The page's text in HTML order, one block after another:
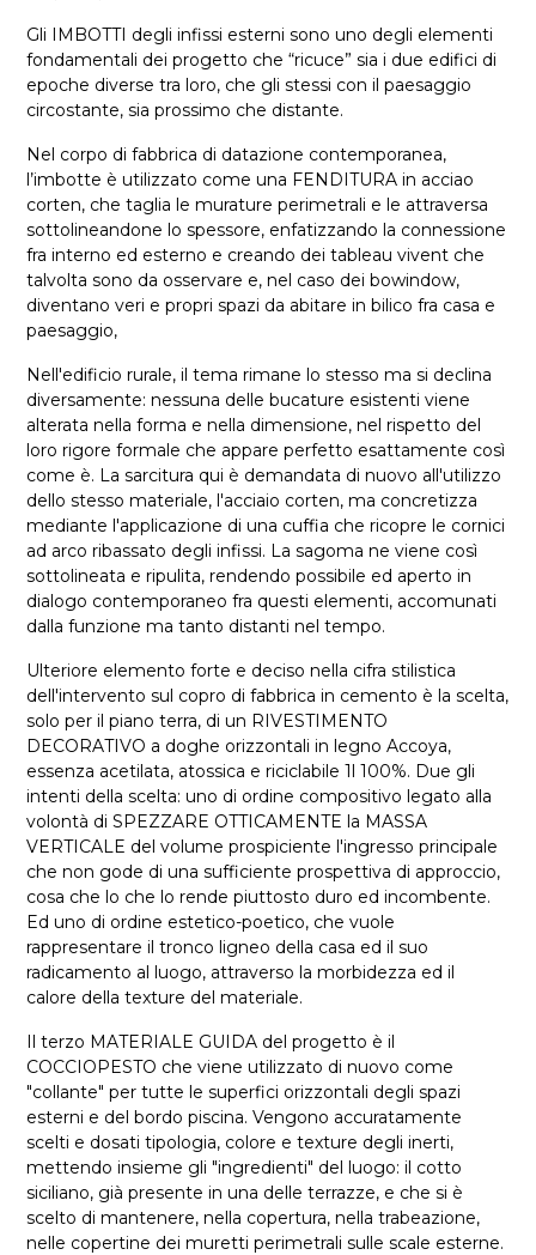
Gli IMBOTTI degli infissi esterni sono uno degli elementi
fondamentali dei progetto che “ricuce” sia i due edifici di
epoche diverse tra loro, che gli stessi con il paesaggio
circostante, sia prossimo che distante.
Nel corpo di fabbrica di datazione contemporanea,
l’imbotte è utilizzato come una FENDITURA in acciao
corten, che taglia le murature perimetrali e le attraversa
sottolineandone lo spessore, enfatizzando la connessione
fra interno ed esterno e creando dei tableau vivent che
talvolta sono da osservare e, nel caso dei bowindow,
diventano veri e propri spazi da abitare in bilico fra casa e
paesaggio,
Nell'edificio rurale, il tema rimane lo stesso ma si declina
diversamente: nessuna delle bucature esistenti viene
alterata nella forma e nella dimensione, nel rispetto del
loro rigore formale che appare perfetto esattamente così
come è. La sarcitura qui è demandata di nuovo all'utilizzo
dello stesso materiale, l'acciaio corten, ma concretizza
mediante l'applicazione di una cuffia che ricopre le cornici
ad arco ribassato degli infissi. La sagoma ne viene così
sottolineata e ripulita, rendendo possibile ed aperto in
dialogo contemporaneo fra questi elementi, accomunati
dalla funzione ma tanto distanti nel tempo.
Ulteriore elemento forte e deciso nella cifra stilistica
dell'intervento sul copro di fabbrica in cemento è la scelta,
solo per il piano terra, di un RIVESTIMENTO
DECORATIVO a doghe orizzontali in legno Accoya,
essenza acetilata, atossica e riciclabile 1l 100%. Due gli
intenti della scelta: uno di ordine compositivo legato alla
volontà di SPEZZARE OTTICAMENTE la MASSA
VERTICALE del volume prospiciente l'ingresso principale
che non gode di una sufficiente prospettiva di approccio,
cosa che lo che lo rende piuttosto duro ed incombente.
Ed uno di ordine estetico-poetico, che vuole
rappresentare il tronco ligneo della casa ed il suo
radicamento al luogo, attraverso la morbidezza ed il
calore della texture del materiale.
Il terzo MATERIALE GUIDA del progetto è il
COCCIOPESTO che viene utilizzato di nuovo come
"collante" per tutte le superfici orizzontali degli spazi
esterni e del bordo piscina. Vengono accuratamente
scelti e dosati tipologia, colore e texture degli inerti,
mettendo insieme gli "ingredienti" del luogo: il cotto
siciliano, già presente in una delle terrazze, e che si è
scelto di mantenere, nella copertura, nella trabeazione,
nelle copertine dei muretti perimetrali sulle scale esterne.